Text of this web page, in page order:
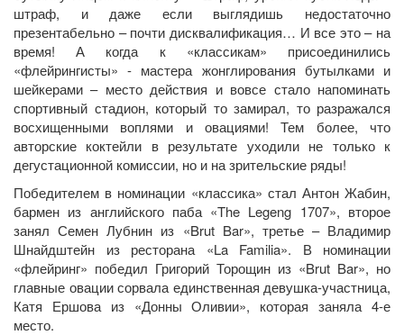
штраф, и даже если выглядишь недостаточно
презентабельно – почти дисквалификация… И все это – на
время! А когда к «классикам» присоединились
«флейрингисты» - мастера жонглирования бутылками и
шейкерами – место действия и вовсе стало напоминать
спортивный стадион, который то замирал, то разражался
восхищенными воплями и овациями! Тем более, что
авторские коктейли в результате уходили не только к
дегустационной комиссии, но и на зрительские ряды!
Победителем в номинации «классика» стал Антон Жабин,
бармен из английского паба «The Legeng 1707», второе
занял Семен Лубнин из «Brut Bar», третье – Владимир
Шнайдштейн из ресторана «La Familia». В номинации
«флейринг» победил Григорий Торощин из «Brut Bar», но
главные овации сорвала единственная девушка-участница,
Катя Ершова из «Донны Оливии», которая заняла 4-е
место.